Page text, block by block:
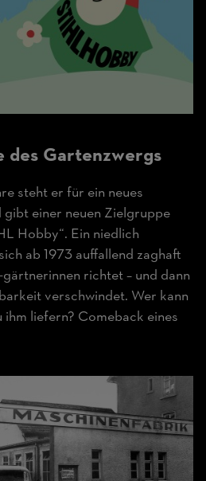
des Garten­zwergs
steht er für ein neues
einer neuen Zielgruppe
Hobby“. Ein niedlich
ab 1973 auffallend zaghaft
richtet – und dann
verschwindet. Wer kann
ihm liefern? Comeback eines